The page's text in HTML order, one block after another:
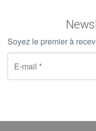
Soyez le premier à